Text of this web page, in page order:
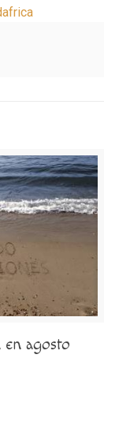
agosto